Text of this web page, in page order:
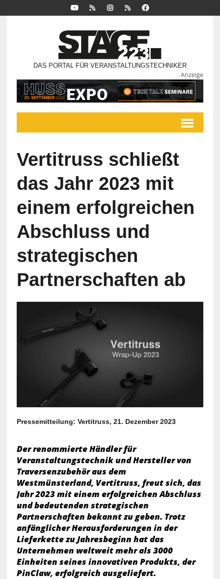
DAS PORTAL FÜR VERANSTALTUNGSTECHNIKER
Anzeige
Vertitruss schließt
das Jahr 2023 mit
einem erfolgreichen
Abschluss und
strategischen
Partnerschaften ab
Pressemitteilung: Vertitruss, 21. Dezember 2023
Der renommierte Händler für
Veranstaltungstechnik und Hersteller von
Traversenzubehör aus dem
Westmünsterland, Vertitruss, freut sich, das
Jahr 2023 mit einem erfolgreichen Abschluss
und bedeutenden strategischen
Partnerschaften bekannt zu geben. Trotz
anfänglicher Herausforderungen in der
Lieferkette zu Jahresbeginn hat das
Unternehmen weltweit mehr als 3000
Einheiten seines innovativen Produkts, der
PinClaw, erfolgreich ausgeliefert.